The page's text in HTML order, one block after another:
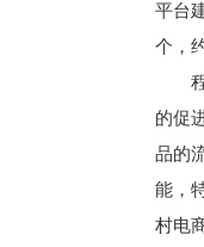
平台
个，
的促
品的
能，
村电